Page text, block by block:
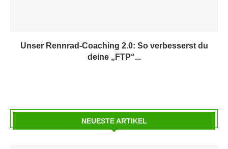
Unser Rennrad-Coaching 2.0: So verbesserst du
deine „FTP“...
NEUESTE ARTIKEL